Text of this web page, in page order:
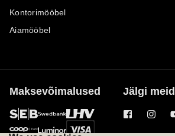
Kontorimööbel
Aiamööbel
Maksevõimalused Jälgi meid